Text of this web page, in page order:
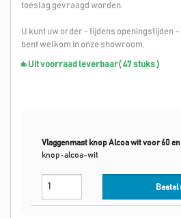
toeslag gevraagd worden.
U kunt uw order - tijdens openingstijden -
bent welkom in onze showroom.
Uit voorraad leverbaar( 47 stuks )
Vlaggenmast knop Alcoa wit voor 60 en
knop-alcoa-wit
Bestel